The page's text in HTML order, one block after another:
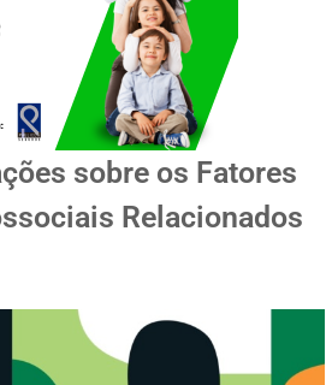
sobre os Fatores
Relacionados